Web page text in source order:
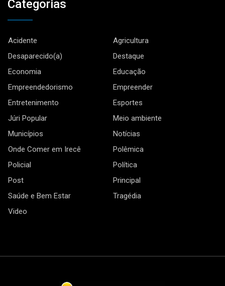
Categorias
Acidente
Agricultura
Desaparecido(a)
Destaque
Economia
Educação
Empreendedorismo
Empreender
Entretenimento
Esportes
Júri Popular
Meio ambiente
Municípios
Notícias
Onde Comer em Irecê
Polêmica
Policial
Política
Post
Principal
Saúde e Bem Estar
Tragédia
Video